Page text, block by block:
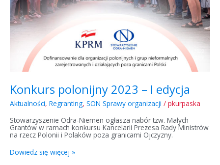
Konkurs polonijny 2023 – I edycja
Aktualności, Regranting, SON Sprawy organizacji / pkurpaska
Stowarzyszenie Odra-Niemen ogłasza nabór tzw. Małych
Grantów w ramach konkursu Kancelarii Prezesa Rady Ministrów
na rzecz Polonii i Polaków poza granicami Ojczyzny.
Dowiedz się więcej »